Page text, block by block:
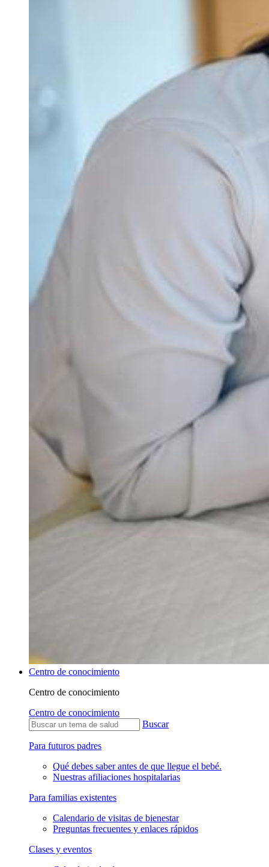
Centro de conocimiento
Centro de conocimiento
Centro de conocimiento
Buscar
Para futuros padres
Qué debes saber antes de que llegue el bebé.
Nuestras afiliaciones hospitalarias
Para familias existentes
Calendario de visitas de bienestar
Preguntas frecuentes y enlaces rápidos
Clases y eventos